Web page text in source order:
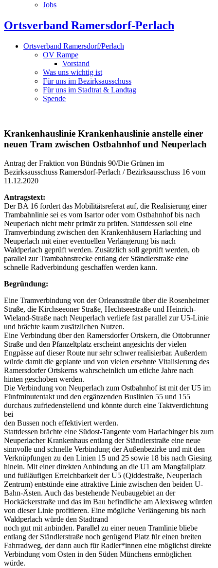
Jobs
Ortsverband Ramersdorf-Perlach
Ortsverband Ramersdorf/Perlach
OV Rampe
Vorstand
Was uns wichtig ist
Für uns im Bezirksausschuss
Für uns im Stadtrat & Landtag
Spende
Krankenhauslinie Krankenhauslinie anstelle einer
neuen Tram zwischen Ostbahnhof und Neuperlach
Antrag der Fraktion von Bündnis 90/Die Grünen im
Bezirksausschuss Ramersdorf-Perlach / Bezirksausschuss 16 vom
11.12.2020
Antragstext:
Der BA 16 fordert das Mobilitätsreferat auf, die Realisierung einer
Trambahnlinie sei es vom Isartor oder vom Ostbahnhof bis nach
Neuperlach nicht mehr primär zu prüfen. Stattdessen soll eine
Tramverbindung zwischen den Krankenhäusern Harlaching und
Neuperlach mit einer eventuellen Verlängerung bis nach
Waldperlach geprüft werden. Zusätzlich soll geprüft werden, ob
parallel zur Trambahnstrecke entlang der Ständlerstraße eine
schnelle Radverbindung geschaffen werden kann.
Begründung:
Eine Tramverbindung von der Orleansstraße über die Rosenheimer
Straße, die Kirchseeoner Straße, Hechtseestraße und Heinrich-
Wieland-Straße nach Neuperlach verliefe fast parallel zur U5-Linie
und brächte kaum zusätzlichen Nutzen.
Eine Verbindung über den Ramersdorfer Ortskern, die Ottobrunner
Straße und den Pfanzeltplatz erscheint angesichts der vielen
Engpässe auf dieser Route nur sehr schwer realisierbar. Außerdem
würde damit die geplante und von vielen ersehnte Vitalisierung des
Ramersdorfer Ortskerns wahrscheinlich um etliche Jahre nach
hinten geschoben werden.
Die Verbindung von Neuperlach zum Ostbahnhof ist mit der U5 im
Fünfminutentakt und den ergänzenden Buslinien 55 und 155
durchaus zufriedenstellend und könnte durch eine Taktverdichtung
bei
den Bussen noch effektiviert werden.
Stattdessen brächte eine Südost-Tangente vom Harlachinger bis zum
Neuperlacher Krankenhaus entlang der Ständlerstraße eine neue
sinnvolle und schnelle Verbindung der Außenbezirke und mit den
Verknüpfungen zu den Linien 15 und 25 sowie 18 bis nach Giesing
hinein. Mit einer direkten Anbindung an die U1 am Mangfallplatz
und fußläufigen Erreichbarkeit der U5 (Qiddestraße, Neuperlach
Zentrum) entstünde eine attraktive Linie zwischen den beiden U-
Bahn-Ästen. Auch das bestehende Neubaugebiet an der
Hockäckerstraße und das im Bau befindliche am Alexisweg würden
von dieser Linie profitieren. Eine mögliche Verlängerung bis nach
Waldperlach würde den Stadtrand
noch gut mit anbinden. Parallel zu einer neuen Tramlinie bliebe
entlang der Ständlerstraße noch genügend Platz für einen breiten
Fahrradweg, der dann auch für Radler*innen eine möglichst direkte
Verbindung vom Osten in den Süden Münchens ermöglichen
würde.